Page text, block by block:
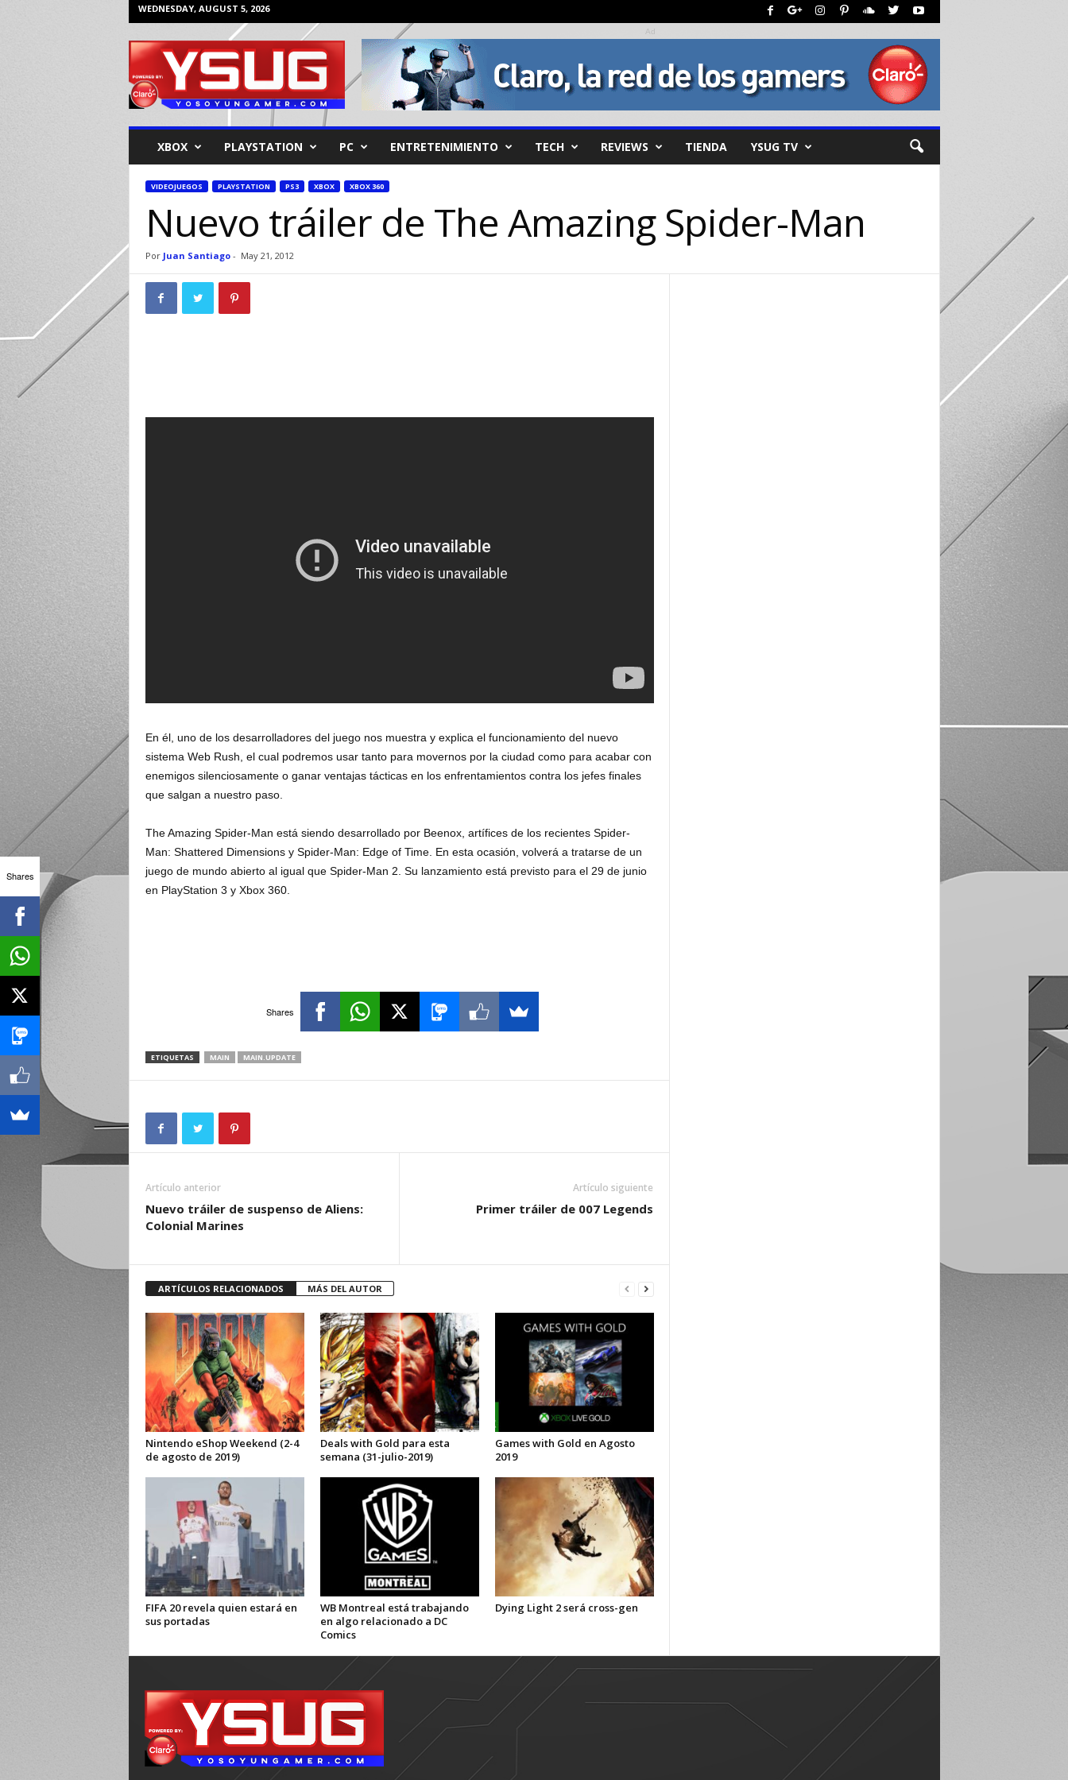
WEDNESDAY, AUGUST 5, 2026
o
o
y
Ad
XBOX PLAYSTATION PC ENTRETENIMIENTO TECH REVIEWS TIENDA YSUG TV
VIDEOJUEGOS PLAYSTATION PS3 XBOX XBOX 360
Nuevo tráiler de The Amazing Spider-Man
Por Juan Santiago- May 21, 2012
En él, uno de los desarrolladores del juego nos muestra y explica el funcionamiento del nuevo
sistema Web Rush, el cual podremos usar tanto para movernos por la ciudad como para acabar con
enemigos silenciosamente o ganar ventajas tácticas en los enfrentamientos contra los jefes finales
que salgan a nuestro paso.
The Amazing Spider-Man está siendo desarrollado por Beenox, artífices de los recientes Spider-
Man: Shattered Dimensions y Spider-Man: Edge of Time. En esta ocasión, volverá a tratarse de un
juego de mundo abierto al igual que Spider-Man 2. Su lanzamiento está previsto para el 29 de junio
en PlayStation 3 y Xbox 360.
Shares
ETIQUETAS MAIN MAIN.UPDATE
Artículo anterior
Nuevo tráiler de suspenso de Aliens:
Colonial Marines
Artículo siguiente
Primer tráiler de 007 Legends
ARTÍCULOS RELACIONADOS MÁS DEL AUTOR
Nintendo eShop Weekend (2-4
de agosto de 2019)
Deals with Gold para esta
semana (31-julio-2019)
Games with Gold en Agosto
2019
FIFA 20 revela quien estará en
sus portadas
WB Montreal está trabajando
en algo relacionado a DC
Comics
Dying Light 2 será cross-gen
Shares